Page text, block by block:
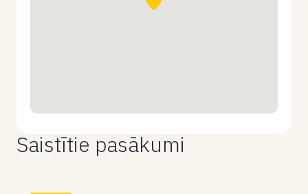
Saistītie pasākumi